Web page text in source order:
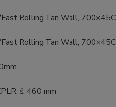
Rolling Tan Wall, 700×45C
Rolling Tan Wall, 700×45C
š. 460 mm